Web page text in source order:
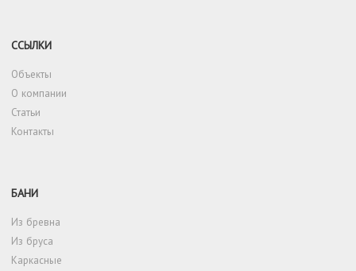
ССЫЛКИ
Объекты
О компании
Статьи
Контакты
БАНИ
Из бревна
Из бруса
Каркасные